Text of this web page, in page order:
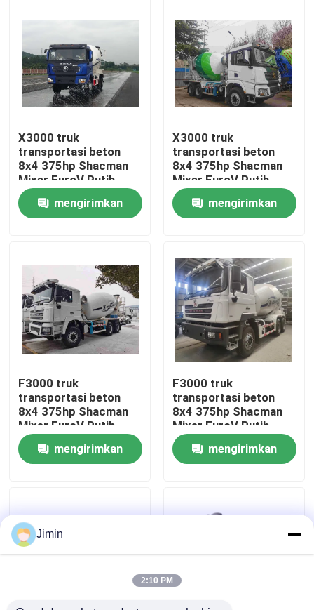
Rumah
Tentang kami
Tur Pabrik
Kontrol kualitas
Hubungi Kami
Permintaan Penawaran
Truk Dump Berat
X3000 truk
transportasi beton
8x4 375hp Shacman
Mixer EuroV Putih
mengirimkan
X3000 truk
transportasi beton
8x4 375hp Shacman
Mixer EuroV Putih
mengirimkan
F3000 truk
transportasi beton
8x4 375hp Shacman
Mixer EuroV Putih
mengirimkan
F3000 truk
transportasi beton
8x4 375hp Shacman
Mixer EuroV Putih
mengirimkan
Jimin
2:10 PM